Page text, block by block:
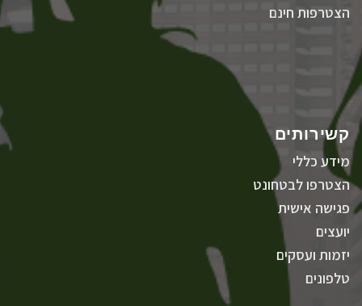
הצטרפות חינם
קשירותים
מידע כללי
הצטרפו לבטחונט
פגישה אישית
יועצים
יזמות ועסקים
טלפונים